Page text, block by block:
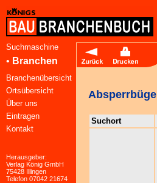
Suchmaschine
• Branchen
Branchenübersicht
Ortsübersicht
Über uns
Eintragen
Kontakt
Herausgeber:
Verlag König GmbH
75428 Illingen
Telefon 07042 21674
Absperrbügel
Suchort